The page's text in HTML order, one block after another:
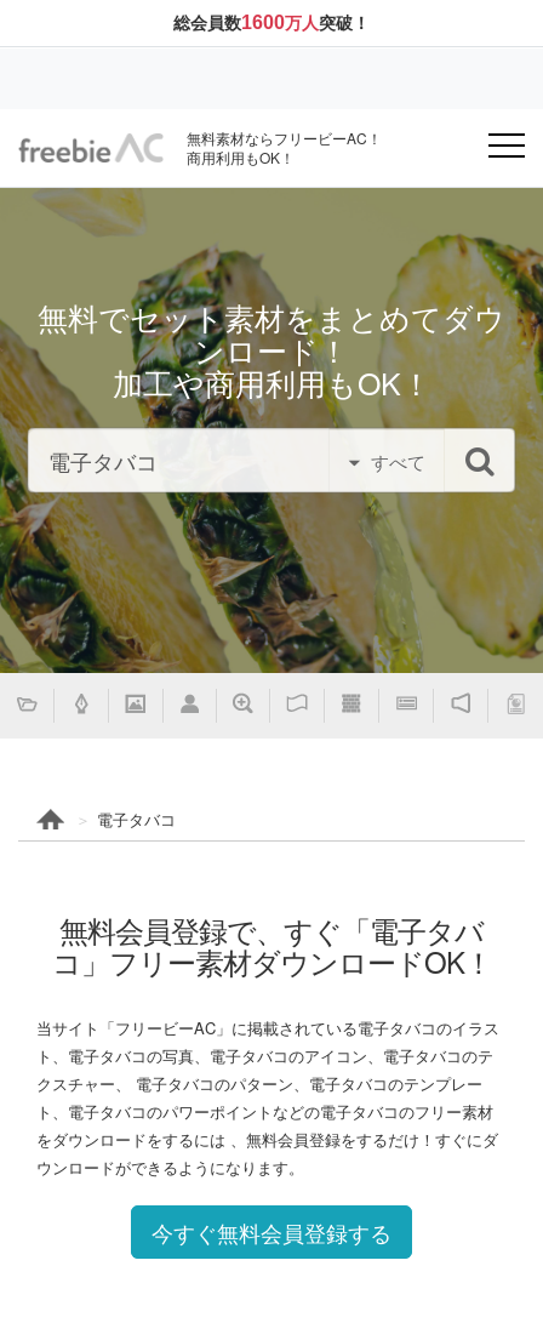
総会員数1600万人突破！
無料素材ならフリービーAC！
商用利用もOK！
無料でセット素材をまとめてダウ
ンロード！
加工や商用利用もOK！
すべて
電子タバコ
無料会員登録で、すぐ「電子タバ
コ」フリー素材ダウンロードOK！
当サイト「フリービーAC」に掲載されている電子タバコのイラス
ト、電子タバコの写真、電子タバコのアイコン、電子タバコのテ
クスチャー、 電子タバコのパターン、電子タバコのテンプレー
ト、電子タバコのパワーポイントなどの電子タバコのフリー素材
をダウンロードをするには 、無料会員登録をするだけ！すぐにダ
ウンロードができるようになります。
今すぐ無料会員登録する